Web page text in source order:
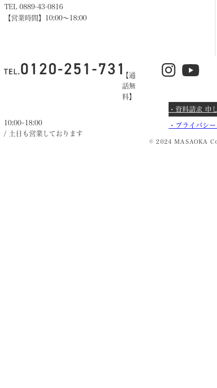
TEL 0889-43-0816
【営業時間】10:00〜18:00
【通
話無
料】
10:00~18:00
/ 土日も営業しております
・資料請求 申
・ プライバシ
© 2024 MASAOKA